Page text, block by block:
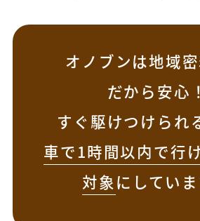
オノブンは地域密
だから安心！
すぐ駆けつけられ
車で1時間以内で行
対象にしていま